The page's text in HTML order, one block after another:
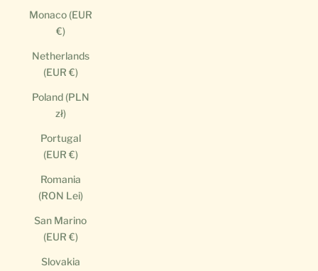
Monaco (EUR
€)
Netherlands
(EUR €)
Poland (PLN
zł)
Portugal
(EUR €)
Romania
(RON Lei)
San Marino
(EUR €)
Slovakia